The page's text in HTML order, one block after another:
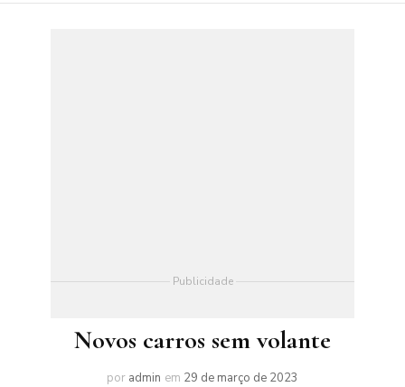
Publicidade
Novos carros sem volante
por admin em 29 de março de 2023